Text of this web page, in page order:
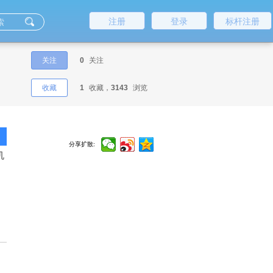
标杆注册
登录
注册
关注 0 关注
收藏 1 收藏， 3143 浏览
分享扩散: